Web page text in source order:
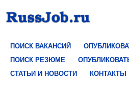
ПОИСК ВАКАНСИЙ
ПОИСК РЕЗЮМЕ
СТАТЬИ И НОВОСТИ
КОНТАКТЫ